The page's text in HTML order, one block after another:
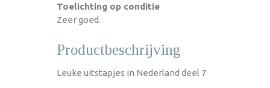
Toelichting op conditie
Zeer goed.
Productbeschrijving
Leuke uitstapjes in Nederland deel 7